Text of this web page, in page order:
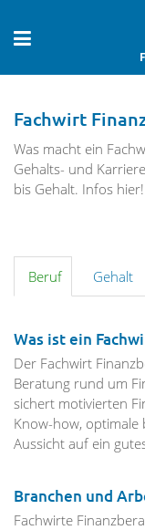
Fachwirt
Was macht ein
Gehalts- und
bis Gehalt. Infos hier!
Beruf Gehalt
Was ist ein
Der Fachwirt
Beratung rund um
sichert motivierten
Know-how, optimale
Aussicht auf ein
Branchen und
Fachwirte